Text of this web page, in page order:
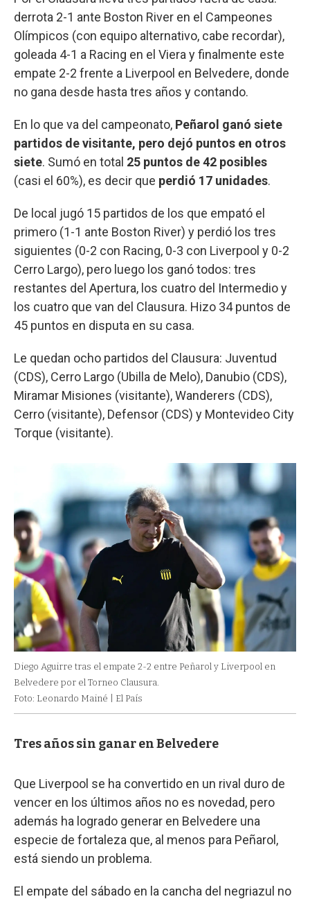
derrota 2-1 ante Boston River en el Campeones
Olímpicos (con equipo alternativo, cabe recordar),
goleada 4-1 a Racing en el Viera y finalmente este
empate 2-2 frente a Liverpool en Belvedere, donde
no gana desde hasta tres años y contando.
En lo que va del campeonato, Peñarol ganó siete
partidos de visitante, pero dejó puntos en otros
siete. Sumó en total 25 puntos de 42 posibles
(casi el 60%), es decir que perdió 17 unidades.
De local jugó 15 partidos de los que empató el
primero (1-1 ante Boston River) y perdió los tres
siguientes (0-2 con Racing, 0-3 con Liverpool y 0-2
Cerro Largo), pero luego los ganó todos: tres
restantes del Apertura, los cuatro del Intermedio y
los cuatro que van del Clausura. Hizo 34 puntos de
45 puntos en disputa en su casa.
Le quedan ocho partidos del Clausura: Juventud
(CDS), Cerro Largo (Ubilla de Melo), Danubio (CDS),
Miramar Misiones (visitante), Wanderers (CDS),
Cerro (visitante), Defensor (CDS) y Montevideo City
Torque (visitante).
Diego Aguirre tras el empate 2-2 entre Peñarol y Liverpool en
Belvedere por el Torneo Clausura.
Foto: Leonardo Mainé | El País
Tres años sin ganar en Belvedere
Que Liverpool se ha convertido en un rival duro de
vencer en los últimos años no es novedad, pero
además ha logrado generar en Belvedere una
especie de fortaleza que, al menos para Peñarol,
está siendo un problema.
El empate del sábado en la cancha del negriazul no